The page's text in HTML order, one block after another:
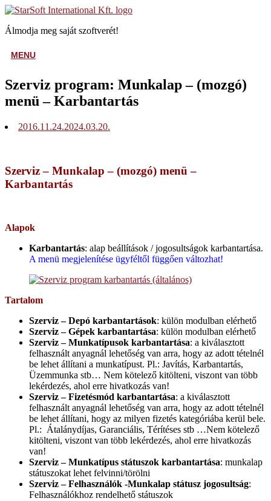
Skip
content
Home
Álmodja meg saját szoftverét!
MENUMENU
Szerviz program: Munkalap – (mozgó)
menü – Karbantartás
2016.11.24.2024.03.20.
Szerviz – Munkalap – (mozgó) menü –
Karbantartás
Alapok
Karbantartás: alap beállítások / jogosultságok karbantartása.
A menü megjelenítése ügyféltől függően változhat!
Tartalom
Szerviz – Depó karbantartások: külön modulban elérhető
Szerviz – Gépek karbantartása: külön modulban elérhető
Szerviz – Munkatípusok karbantartása: a kiválasztott
felhasznált anyagnál lehetőség van arra, hogy az adott tételnél
be lehet állítani a munkatípust. Pl.: Javítás, Karbantartás,
Üzemmunka stb… Nem kötelező kitölteni, viszont van több
lekérdezés, ahol erre hivatkozás van!
Szerviz – Fizetésmód karbantartása: a kiválasztott
felhasznált anyagnál lehetőség van arra, hogy az adott tételnél
be lehet állítani, hogy az milyen fizetés kategóriába kerül bele.
Pl.: Átalánydíjas, Garanciális, Térítéses stb …Nem kötelező
kitölteni, viszont van több lekérdezés, ahol erre hivatkozás
van!
Szerviz – Munkatípus státuszok karbantartása: munkalap
státuszokat lehet felvinni/törölni
Szerviz – Felhasználók -Munkalap státusz jogosultság:
Felhasználókhoz rendelhető státuszok